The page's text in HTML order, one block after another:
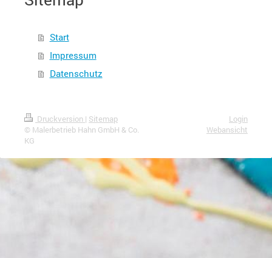
Start
Impressum
Datenschutz
Druckversion | Sitemap
© Malerbetrieb Hahn GmbH & Co.
KG
Login
Webansicht